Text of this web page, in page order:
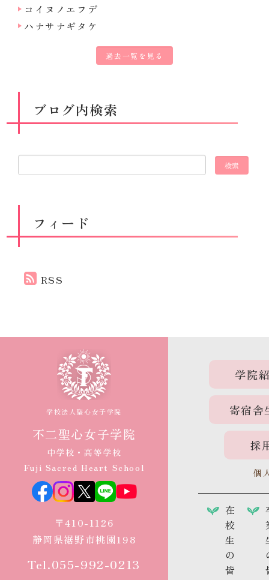
コイヌノエフデ
ハナサナギタケ
過去一覧を見る
ブログ内検索
フィード
RSS
学校法人聖心女子学院
不二聖心女子学院
中学校・高等学校
Fuji Sacred Heart School
〒410-1126
静岡県裾野市桃園198
Tel.055-992-0213
学院
寄宿舎
採
個
在
校
生
の
皆